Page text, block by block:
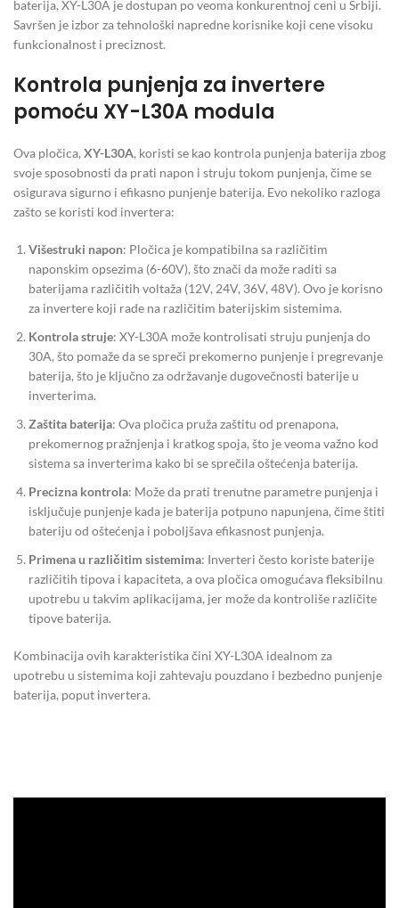
baterija, XY-L30A je dostupan po veoma konkurentnoj ceni u Srbiji.
Savršen je izbor za tehnološki napredne korisnike koji cene visoku
funkcionalnost i preciznost.
Kontrola punjenja za invertere
pomoću XY-L30A modula
Ova pločica, XY-L30A, koristi se kao kontrola punjenja baterija zbog
svoje sposobnosti da prati napon i struju tokom punjenja, čime se
osigurava sigurno i efikasno punjenje baterija. Evo nekoliko razloga
zašto se koristi kod invertera:
Višestruki napon: Pločica je kompatibilna sa različitim
naponskim opsezima (6-60V), što znači da može raditi sa
baterijama različitih voltaža (12V, 24V, 36V, 48V). Ovo je korisno
za invertere koji rade na različitim baterijskim sistemima.
Kontrola struje: XY-L30A može kontrolisati struju punjenja do
30A, što pomaže da se spreči prekomerno punjenje i pregrevanje
baterija, što je ključno za održavanje dugovečnosti baterije u
inverterima.
Zaštita baterija: Ova pločica pruža zaštitu od prenapona,
prekomernog pražnjenja i kratkog spoja, što je veoma važno kod
sistema sa inverterima kako bi se sprečila oštećenja baterija.
Precizna kontrola: Može da prati trenutne parametre punjenja i
isključuje punjenje kada je baterija potpuno napunjena, čime štiti
bateriju od oštećenja i poboljšava efikasnost punjenja.
Primena u različitim sistemima: Inverteri često koriste baterije
različitih tipova i kapaciteta, a ova pločica omogućava fleksibilnu
upotrebu u takvim aplikacijama, jer može da kontroliše različite
tipove baterija.
Kombinacija ovih karakteristika čini XY-L30A idealnom za
upotrebu u sistemima koji zahtevaju pouzdano i bezbedno punjenje
baterija, poput invertera.